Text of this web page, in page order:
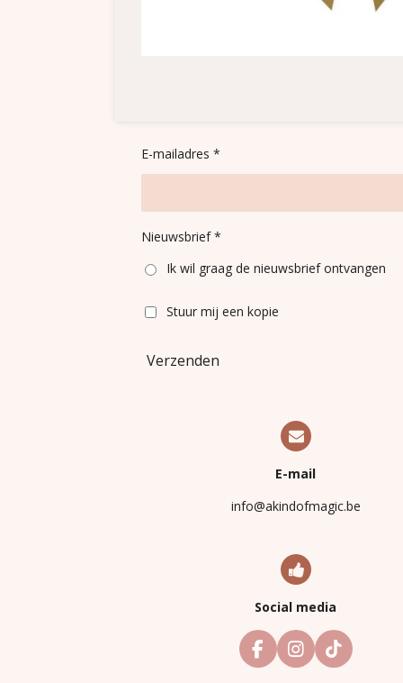
E-mailadres *
Nieuwsbrief *
Ik wil graag de nieuwsbrief ontvangen
Stuur mij een kopie
Verzenden
E-mail
info@akindofmagic.be
Social media
F
a
I
n
T
i